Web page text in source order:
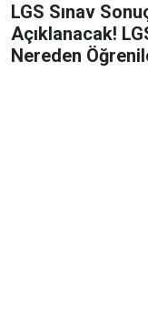
LGS Sınav
Açıklanacak!
Nereden